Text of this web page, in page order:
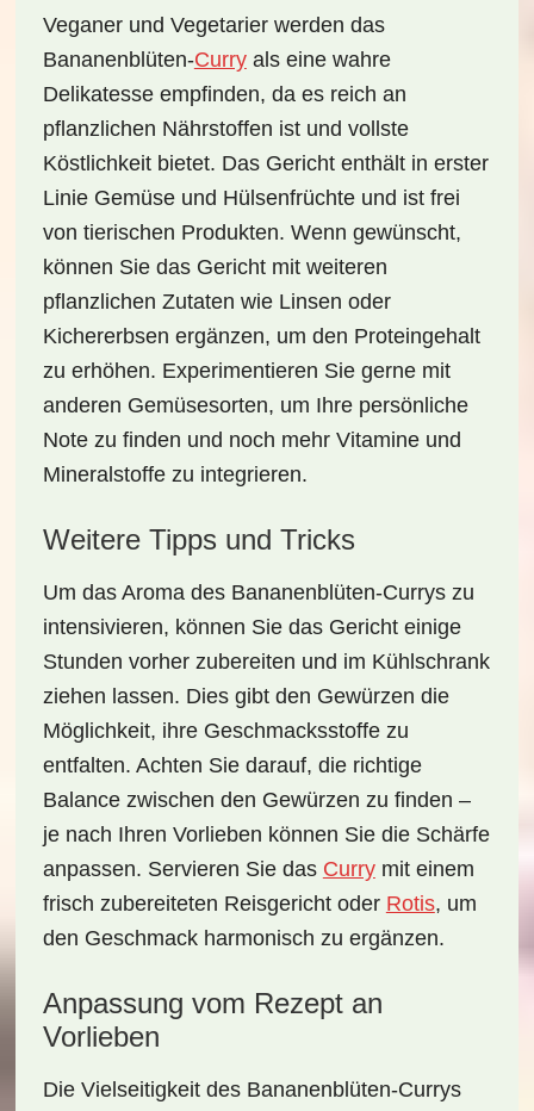
Veganer und Vegetarier werden das
Bananenblüten-Curryals eine wahre
Delikatesse empfinden, da es reich an
pflanzlichen Nährstoffen ist und vollste
Köstlichkeit bietet. Das Gericht enthält in erster
Linie Gemüse und Hülsenfrüchte und ist frei
von tierischen Produkten. Wenn gewünscht,
können Sie das Gericht mit weiteren
pflanzlichen Zutaten wie Linsen oder
Kichererbsen ergänzen, um den Proteingehalt
zu erhöhen. Experimentieren Sie gerne mit
anderen Gemüsesorten, um Ihre persönliche
Note zu finden und noch mehr Vitamine und
Mineralstoffe zu integrieren.
Weitere Tipps und Tricks
Um das Aroma des Bananenblüten-Curryszu
intensivieren, können Sie das Gericht einige
Stunden vorher zubereiten und im Kühlschrank
ziehen lassen. Dies gibt den Gewürzen die
Möglichkeit, ihre Geschmacksstoffe zu
entfalten. Achten Sie darauf, die richtige
Balance zwischen den Gewürzen zu finden –
je nach Ihren Vorlieben können Sie die Schärfe
anpassen. Servieren Sie das Currymit einem
frisch zubereiteten Reisgerichtoder Rotis, um
den Geschmack harmonisch zu ergänzen.
Anpassung vom Rezept an
Vorlieben
Die Vielseitigkeit des Bananenblüten-Currys